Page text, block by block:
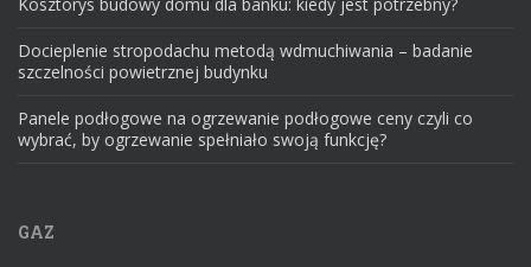
Docieplenie stropodachu metodą wdmuchiwania – badanie
szczelności powietrznej budynku
Panele podłogowe na ogrzewanie podłogowe ceny czyli co
wybrać, by ogrzewanie spełniało swoją funkcję?
GAZ